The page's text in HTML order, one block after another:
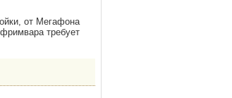
от Мегафона
требует